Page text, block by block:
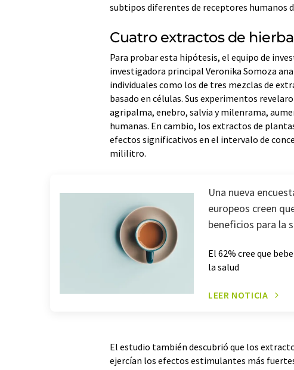
subtipos diferentes de receptores humanos
Cuatro extractos de
Para probar esta hipótesis, el equipo de
investigadora principal Veronika Somoza
individuales como los de tres mezclas de
basado en células. Sus experimentos
agripalma, enebro, salvia y milenrama,
humanas. En cambio, los extractos de
efectos significativos en el intervalo de
mililitro.
Una nueva
europeos creen
beneficios para la
El 62% cree que
la salud
LEER NOTICIA
El estudio también descubrió que los
ejercían los efectos estimulantes más